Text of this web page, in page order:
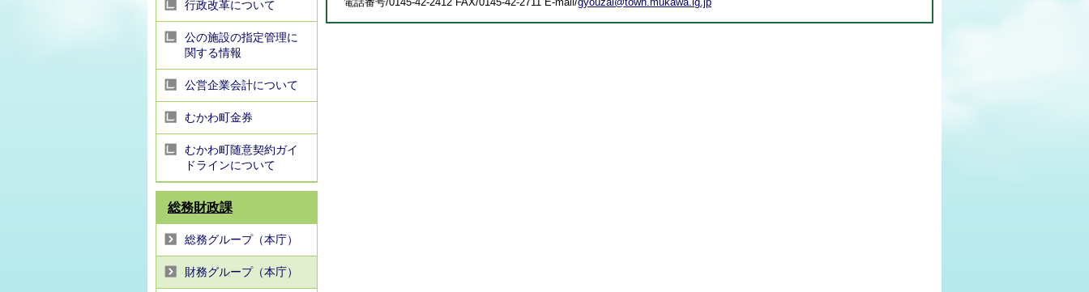
行政改革について
公の施設の指定管理に
関する情報
公営企業会計について
むかわ町金券
むかわ町随意契約ガイ
ドラインについて
総務財政課
総務グループ（本庁）
財務グループ（本庁）